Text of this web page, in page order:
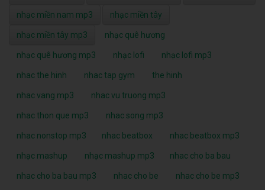
nhạc miền nam mp3 nhạc miền tây
nhạc miền tây mp3 nhạc quê hương
nhạc quê hương mp3 nhạc lofi nhạc lofi mp3
nhac the hinh nhac tap gym the hinh
nhac vang mp3 nhac vu truong mp3
nhac thon que mp3 nhac song mp3
nhac nonstop mp3 nhac beatbox nhac beatbox mp3
nhạc mashup nhạc mashup mp3 nhac cho ba bau
nhac cho ba bau mp3 nhac cho be nhac cho be mp3